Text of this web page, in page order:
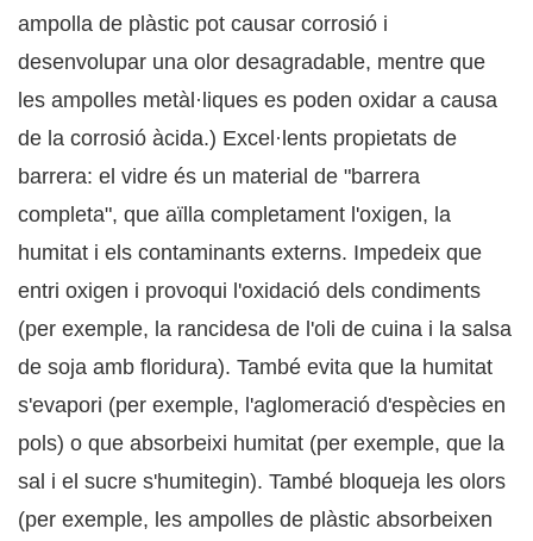
ampolla de plàstic pot causar corrosió i
desenvolupar una olor desagradable, mentre que
les ampolles metàl·liques es poden oxidar a causa
de la corrosió àcida.) Excel·lents propietats de
barrera: el vidre és un material de "barrera
completa", que aïlla completament l'oxigen, la
humitat i els contaminants externs. Impedeix que
entri oxigen i provoqui l'oxidació dels condiments
(per exemple, la rancidesa de l'oli de cuina i la salsa
de soja amb floridura). També evita que la humitat
s'evapori (per exemple, l'aglomeració d'espècies en
pols) o que absorbeixi humitat (per exemple, que la
sal i el sucre s'humitegin). També bloqueja les olors
(per exemple, les ampolles de plàstic absorbeixen